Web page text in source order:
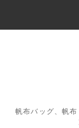
帆布バッグ、帆